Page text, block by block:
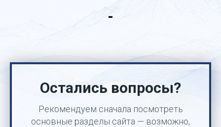
-
Остались вопросы?
Рекомендуем сначала посмотреть
основные разделы сайта — возможно,